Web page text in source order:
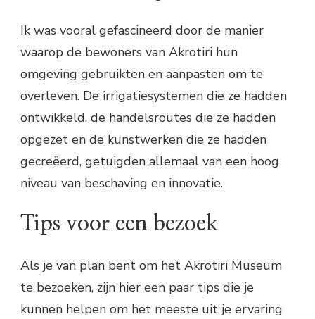
Ik was vooral gefascineerd door de manier
waarop de bewoners van Akrotiri hun
omgeving gebruikten en aanpasten om te
overleven. De irrigatiesystemen die ze hadden
ontwikkeld, de handelsroutes die ze hadden
opgezet en de kunstwerken die ze hadden
gecreëerd, getuigden allemaal van een hoog
niveau van beschaving en innovatie.
Tips voor een bezoek
Als je van plan bent om het Akrotiri Museum
te bezoeken, zijn hier een paar tips die je
kunnen helpen om het meeste uit je ervaring